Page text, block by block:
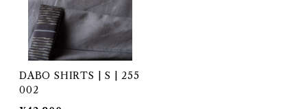
DABO SHIRTS | S | 255
002